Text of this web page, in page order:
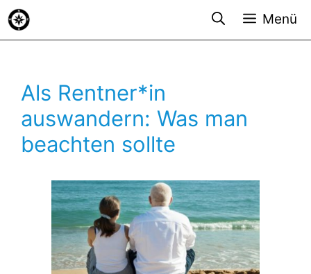
Zum
Inhalt
springen
Menü
Als Rentner*in
auswandern: Was man
beachten sollte